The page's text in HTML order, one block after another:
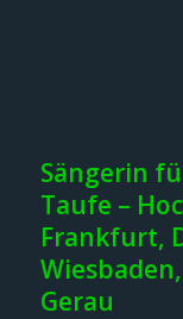
Sängerin
Taufe –
Frankfurt,
Gerau